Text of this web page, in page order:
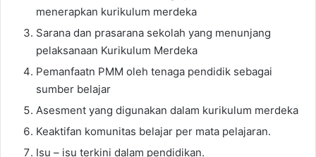
menerapkan kurikulum merdeka
Sarana dan prasarana sekolah yang menunjang
pelaksanaan Kurikulum Merdeka
Pemanfaatn PMM oleh tenaga pendidik sebagai
sumber belajar
Asesment yang digunakan dalam kurikulum merdeka
Keaktifan komunitas belajar per mata pelajaran.
Isu – isu terkini dalam pendidikan.